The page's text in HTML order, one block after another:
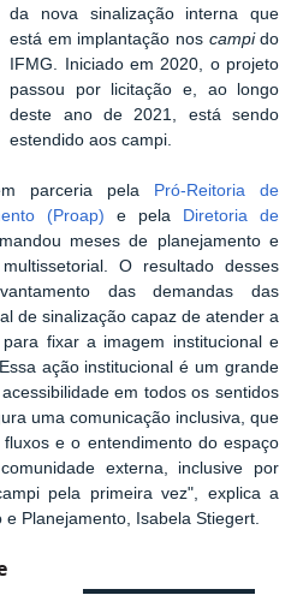
da nova sinalização interna que
está em implantação nos campido
IFMG. Iniciado em 2020, o projeto
passou por licitação e, ao longo
deste ano de 2021, está sendo
estendido aos campi.
parceria pela
Pró-Reitoria de
(Proap) e pela
Diretoria de
meses de planejamento e
O resultado desses
das demandas das
de sinalização capaz de atender a
fixar a imagem institucional e
ação institucional é um grande
em todos os sentidos
uma comunicação inclusiva, que
e o entendimento do espaço
externa, inclusive por
pela primeira vez", explica a
Planejamento, Isabela Stiegert.